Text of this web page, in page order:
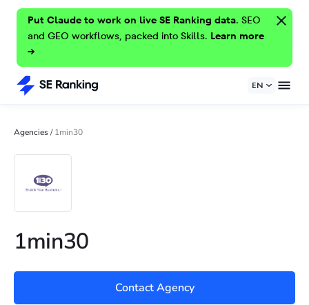
Put Claude to work on live SE Ranking data. SEO
and GEO workflows, packed into Skills. Learn more
→
EN
Agencies/1min30
1min30
Contact Agency